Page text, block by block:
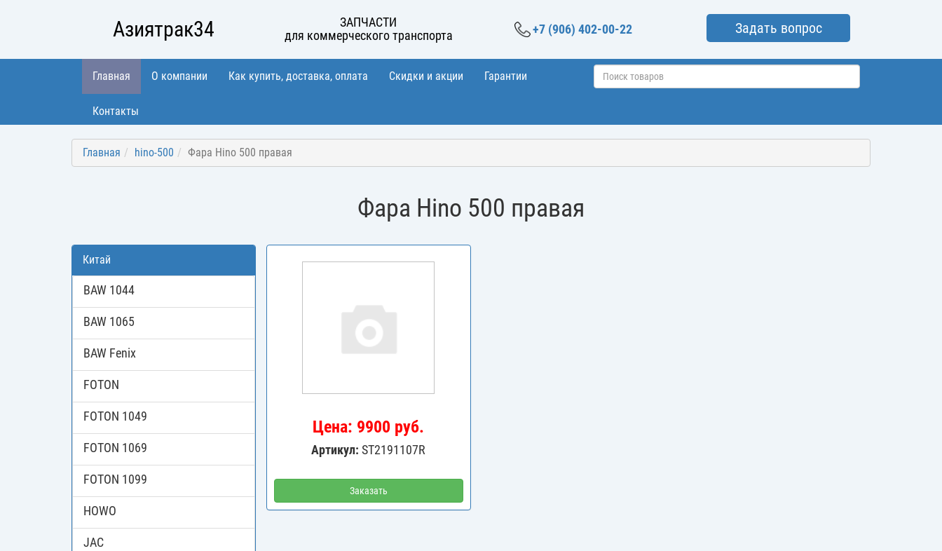
Азиятрак34
ЗАПЧАСТИ
для коммерческого транспорта
+7 (906) 402-00-22 Задать вопрос
Главная О компании Как купить, доставка, оплата Скидки и акции Гарантии
Контакты
Главная hino-500 Фара Hino 500 правая
Фара Hino 500 правая
Китай
BAW 1044
BAW 1065
BAW Fenix
FOTON
FOTON 1049
FOTON 1069
FOTON 1099
HOWO
JAC
Цена: 9900 руб.
Артикул:ST2191107R
Заказать